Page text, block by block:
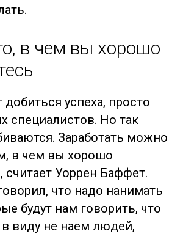
в чем вы хорошо
успеха, просто
специалистов. Но так
Заработать можно
в чем вы хорошо
считает Уоррен Баффет.
что надо нанимать
будут нам говорить, что
виду не наем людей,